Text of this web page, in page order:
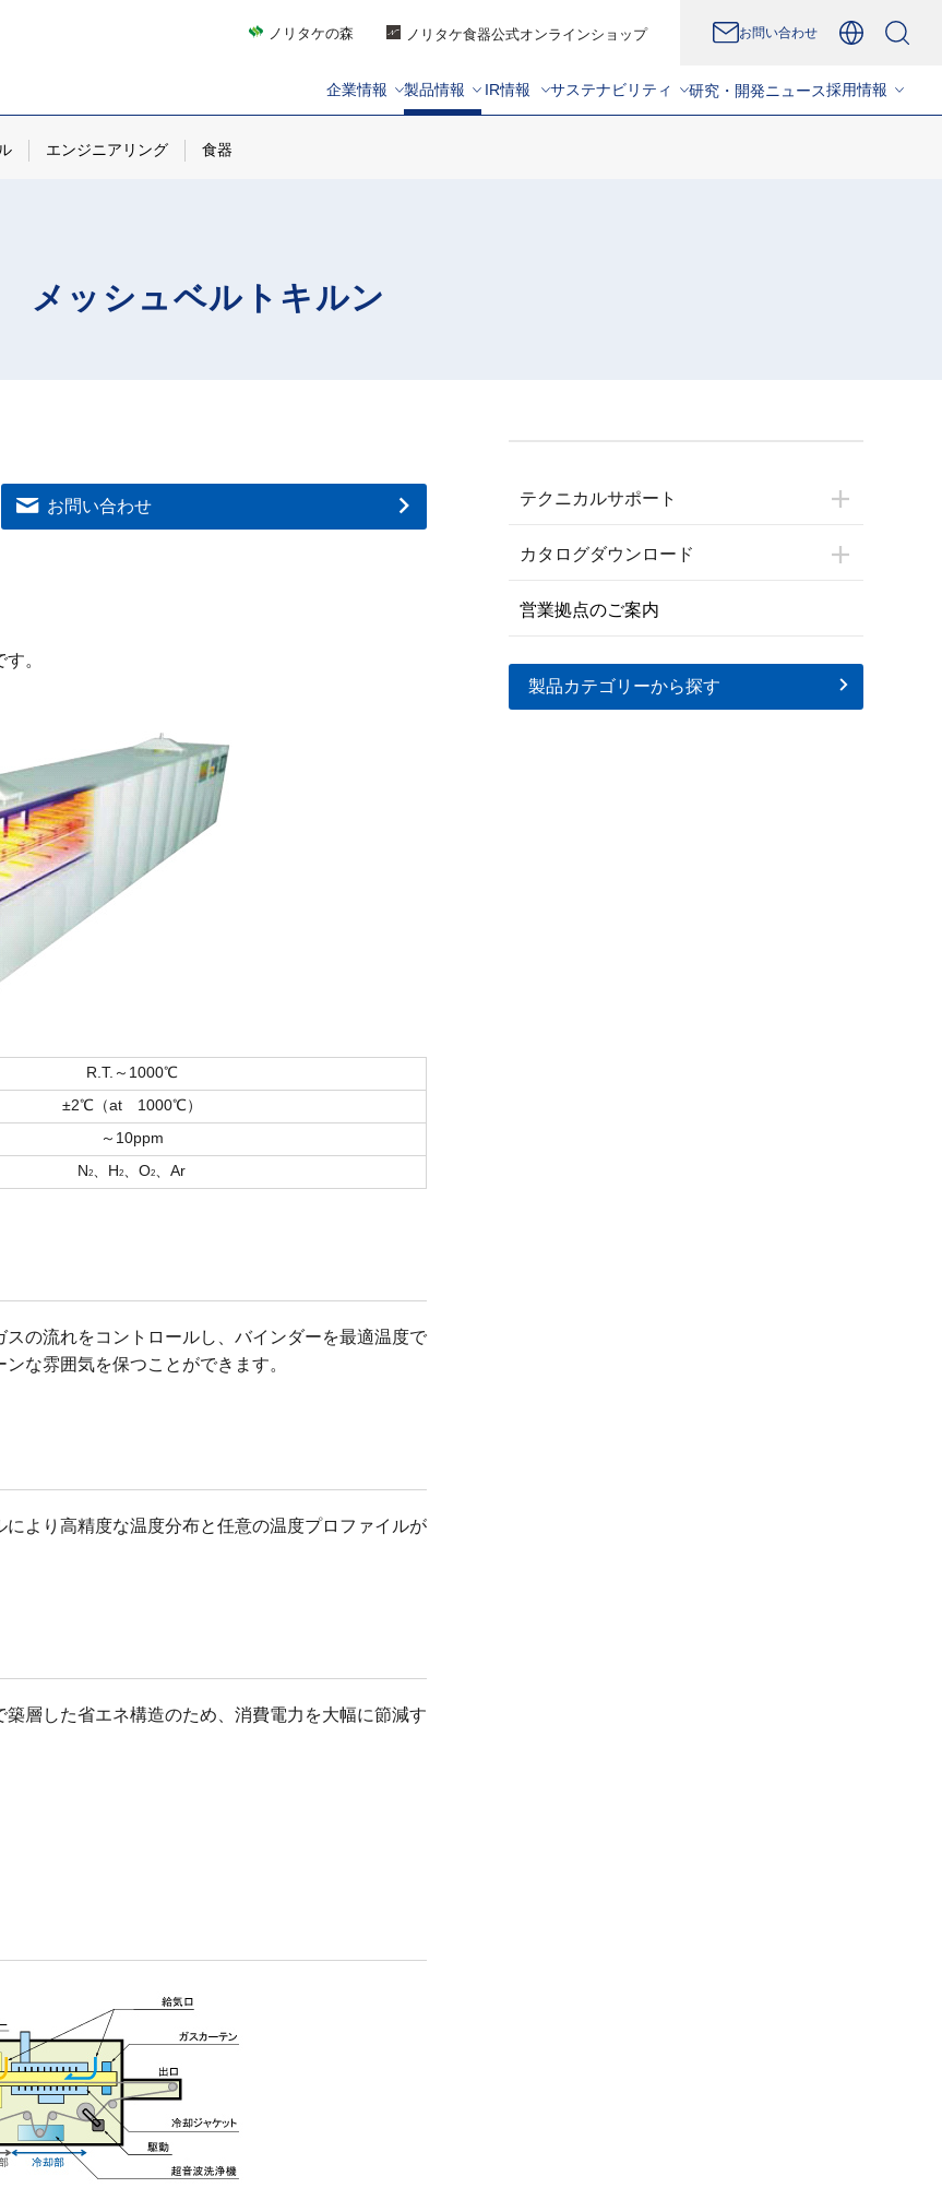
ノリタケの森 ノリタケ食器公式オンラインショップ お問い合わせ
企業情報 製品情報 IR情報 サステナビリティ 研究・開発ニュース採用情報
エンジニアリング 食器
メッシュベルトキルン
テクニカルサポート
カタログダウンロード
営業拠点のご案内
製品カテゴリーから探す
お問い合わせ
。
R.T.～1000℃
±2℃（at 1000℃）
～10ppm
N 2、H 2、O2、Ar
の流れをコントロールし、バインダーを最適温度で
な雰囲気を保つことができます。
より高精度な温度分布と任意の温度プロファイルが
層した省エネ構造のため、消費電力を大幅に節減す